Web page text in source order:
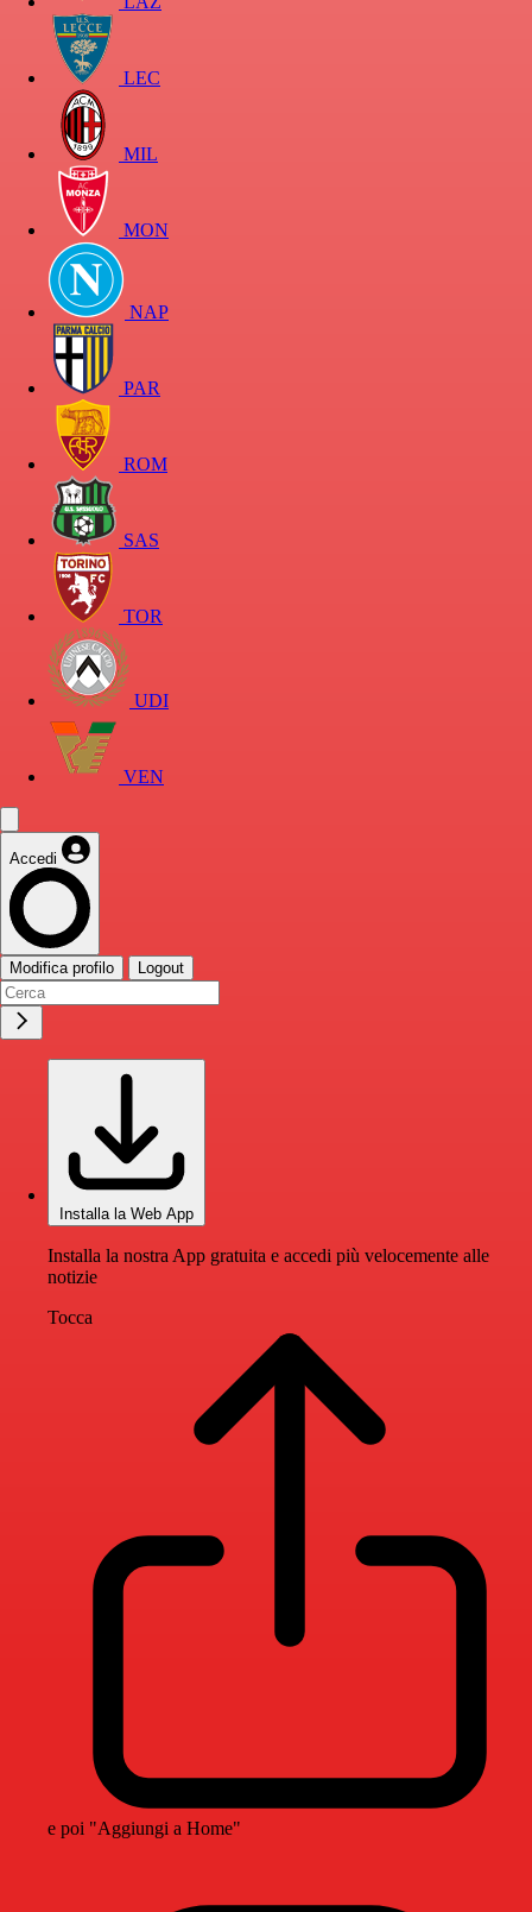
LEC
MIL
MON
NAP
PAR
ROM
SAS
TOR
UDI
VEN
Accedi
Modifica profilo Logout
Installa la Web App
Installa la nostra App gratuita e accedi più velocemente alle
notizie
Tocca
e poi "Aggiungi a Home"